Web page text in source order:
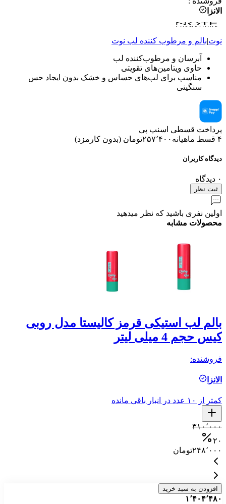
الانزا
نوت|بالم و مرطوب کننده لب نوت
آبرسان و مرطوب‌کننده لب
حاوی ویتامین‌های تقویتی
مناسب برای لب‌های حساس و خشک بدون ایجاد حس
سنگینی
پرداخت قسطی اسنپ پی
۴ قسط ماهیانه
۲۵۷٬۴۰۰تومان (بدون کارمزد)
دیدگاه کاربران
۰ دیدگاه
ثبت نظر
اولین نفری باشید که نظر میدهید
محصولات مشابه
بالم لب استیکی قرمز کالیستا مدل روبی
کیس حجم 4 میلی لیتر
فروشنده:
الانزا
کمتر از ۱۰ عدد در انبار باقی مانده
۳۱۰٬۰۰۰
۲۰
۲۴۸٬۰۰۰تومان
افزودن به سبد خرید
۱٬۴۰۴٬۴۸۰